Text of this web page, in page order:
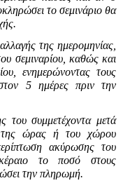
το σεμινάριο θα
της ημερομηνίας,
σεμιναρίου, καθώς και
ενημερώνοντας τους
5 ημέρες πριν την
του συμμετέχοντα μετά
της ώρας ή του χώρου
ακύρωσης του
το ποσό στους
την πληρωμή.